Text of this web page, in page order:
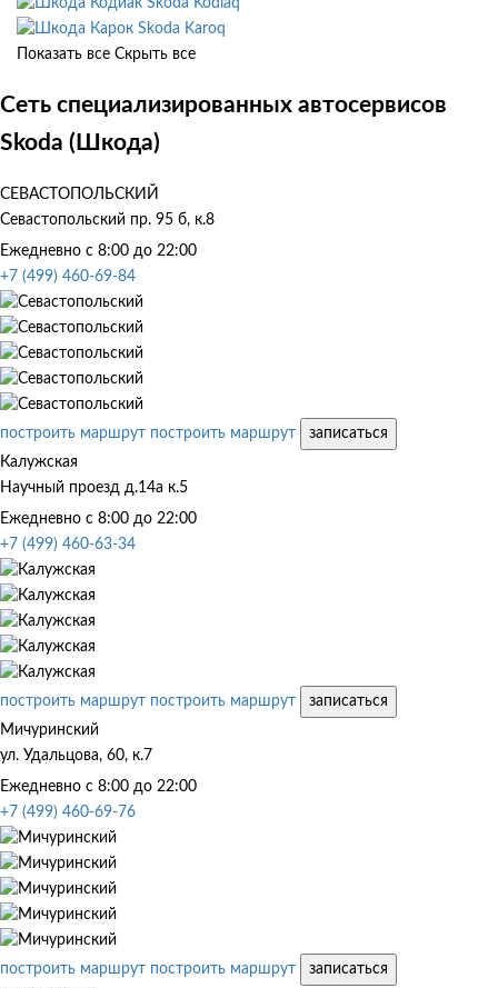
Skoda Kodiaq
Skoda Karoq
Показать все Скрыть все
Сеть специализированных автосервисов
Skoda (Шкода)
СЕВАСТОПОЛЬСКИЙ
Севастопольский пр. 95 б, к.8
Ежедневно с 8:00 до 22:00
+7 (499) 460-69-84
построить маршрут построить маршрут
записаться
Калужская
Научный проезд д.14а к.5
Ежедневно с 8:00 до 22:00
+7 (499) 460-63-34
построить маршрут построить маршрут
записаться
Мичуринский
ул. Удальцова, 60, к.7
Ежедневно с 8:00 до 22:00
+7 (499) 460-69-76
построить маршрут построить маршрут
записаться